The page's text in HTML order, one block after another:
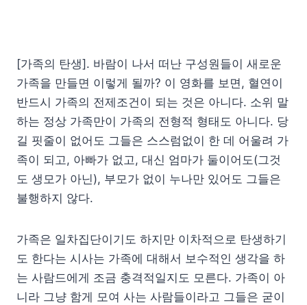
[가족의 탄생]. 바람이 나서 떠난 구성원들이 새로운
가족을 만들면 이렇게 될까? 이 영화를 보면, 혈연이
반드시 가족의 전제조건이 되는 것은 아니다. 소위 말
하는 정상 가족만이 가족의 전형적 형태도 아니다. 당
길 핏줄이 없어도 그들은 스스럼없이 한 데 어울려 가
족이 되고, 아빠가 없고, 대신 엄마가 둘이어도(그것
도 생모가 아닌), 부모가 없이 누나만 있어도 그들은
불행하지 않다.
가족은 일차집단이기도 하지만 이차적으로 탄생하기
도 한다는 시사는 가족에 대해서 보수적인 생각을 하
는 사람드에게 조금 충격적일지도 모른다. 가족이 아
니라 그냥 함게 모여 사는 사람들이라고 그들은 굳이